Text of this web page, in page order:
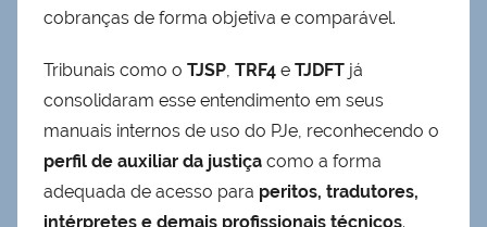
cobranças de forma objetiva e comparável.
Tribunais como o TJSP, TRF4 e TJDFT já
consolidaram esse entendimento em seus
manuais internos de uso do PJe, reconhecendo o
perfil de auxiliar da justiça como a forma
adequada de acesso para peritos, tradutores,
intérpretes e demais profissionais técnicos.